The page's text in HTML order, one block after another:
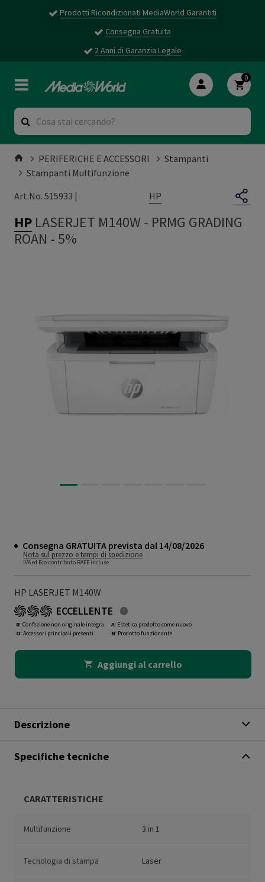
Prodotti Ricondizionati MediaWorld Garantiti
Consegna Gratuita
2 Anni di Garanzia Legale
0
PERIFERICHE E ACCESSORI
Stampanti
Stampanti Multifunzione
Art.No. 515933 |
HP
HP LASERJET M140W - PRMG GRADING
ROAN - 5%
Consegna GRATUITA prevista dal 14/08/2026
Nota sul prezzo e tempi di spedizione
IVA ed Eco-contributo RAEE incluse
HP LASERJET M140W
ECCELLENTE
R: Confezione non originale integra
O: Accessori principali presenti
A: Estetica prodotto come nuovo
N: Prodotto funzionante
Aggiungi al carrello
Descrizione
Specifiche tecniche
CARATTERISTICHE
Multifunzione 3 in 1
Tecnologia di stampa Laser